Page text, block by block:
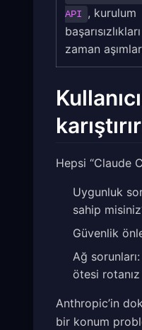
API
, kurulum
zaman
karıştırır
Hepsi “Claude
Uygunluk
sahip
Güvenlik
Ağ
ötesi rotanız
Anthropic’in
bir konum